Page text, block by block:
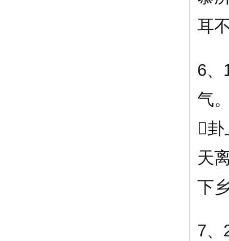
耳
6、
气
卦
天
下
7、